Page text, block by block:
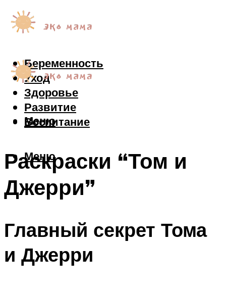
Беременность
Уход
Здоровье
Развитие
Воспитание
Меню
Меню
Раскраски “Том и
Джерри”
Главный секрет Тома
и Джерри